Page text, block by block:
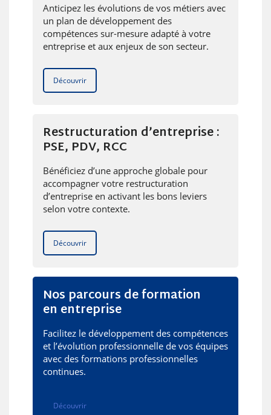
Anticipez les évolutions de vos métiers avec
un plan de développement des
compétences sur-mesure adapté à votre
entreprise et aux enjeux de son secteur.
Découvrir
Restructuration d’entreprise :
PSE, PDV, RCC
Bénéficiez d’une approche globale pour
accompagner votre restructuration
d’entreprise en activant les bons leviers
selon votre contexte.
Découvrir
Nos parcours de formation
en entreprise
Facilitez le développement des compétences
et l’évolution professionnelle de vos équipes
avec des formations professionnelles
continues.
Découvrir